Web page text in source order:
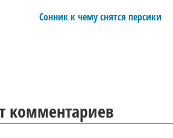
Сонник к чему снятся персики
комментариев